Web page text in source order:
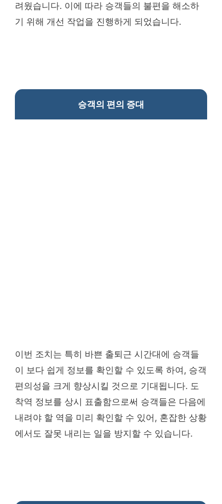
려웠습니다. 이에 따라 승객들의 불편을 해소하
기 위해 개선 작업을 진행하게 되었습니다.
승객의 편의 증대
이번 조치는 특히 바쁜 출퇴근 시간대에 승객들
이 보다 쉽게 정보를 확인할 수 있도록 하여, 승객
편의성을 크게 향상시킬 것으로 기대됩니다. 도
착역 정보를 상시 표출함으로써 승객들은 다음에
내려야 할 역을 미리 확인할 수 있어, 혼잡한 상황
에서도 잘못 내리는 일을 방지할 수 있습니다.